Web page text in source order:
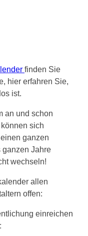
finden Sie
hier erfahren Sie,
ist.
an und schon
sich
ganzen
ganzen Jahre
wechseln!
allen
offen:
einreichen